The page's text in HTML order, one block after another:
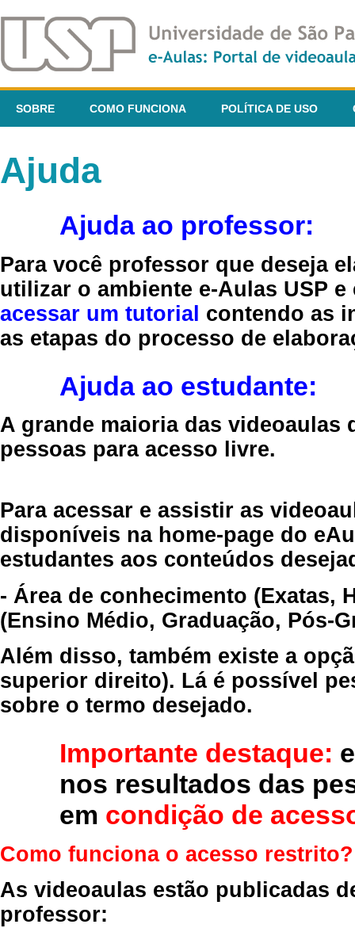
SOBRE COMO FUNCIONA POLÍTICA DE USO
Ajuda
Ajuda ao professor:
Para você professor que deseja
utilizar o ambiente e-Aulas USP
acessar um tutorial contendo as
as etapas do processo de
Ajuda ao estudante:
A grande maioria das videoaulas
pessoas para acesso livre.
Para acessar e assistir as
disponíveis na home-page do
estudantes aos conteúdos
- Área de conhecimento (Exatas,
(Ensino Médio, Graduação, Pós-
Além disso, também existe a
superior direito). Lá é possível
sobre o termo desejado.
Importante destaque:
nos resultados das
em condição de
Como funciona o acesso restrito?
As videoaulas estão publicadas
professor: